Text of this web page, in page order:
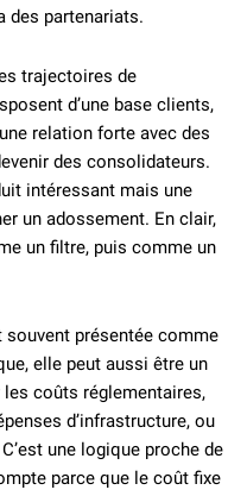
des partenariats.
trajectoires de
d’une base clients,
relation forte avec des
des consolidateurs.
intéressant mais une
un adossement. En clair,
un filtre, puis comme un
présentée comme
elle peut aussi être un
coûts réglementaires,
d’infrastructure, ou
une logique proche de
parce que le coût fixe